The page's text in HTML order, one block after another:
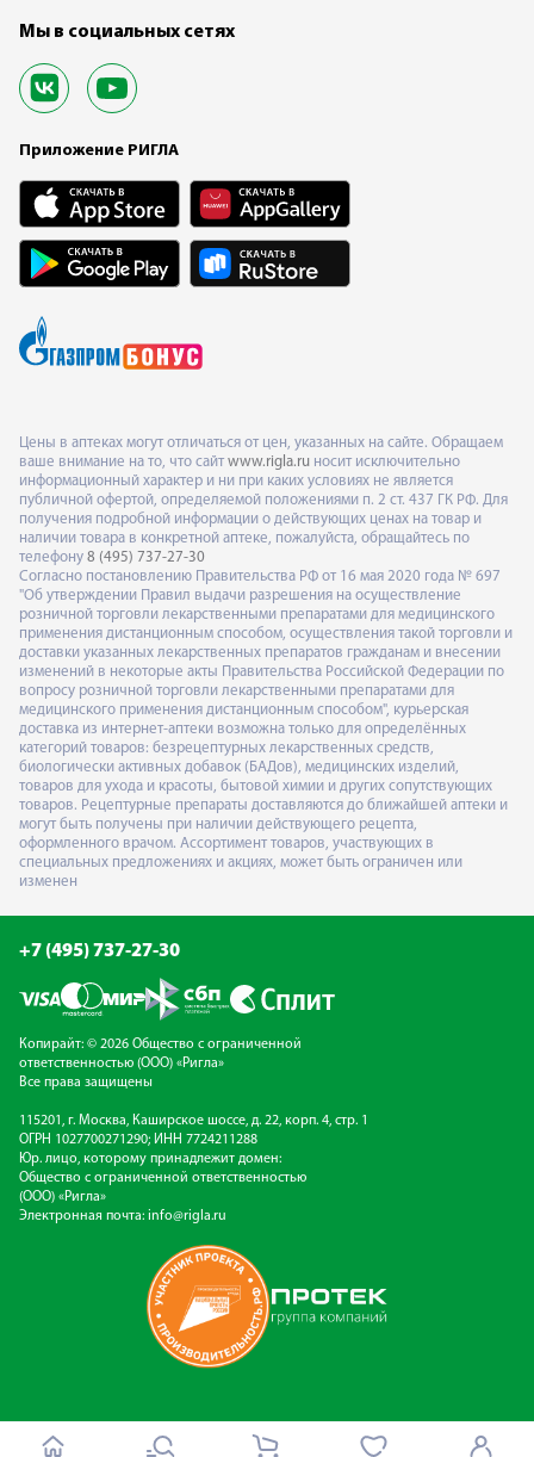
Мы в социальных сетях
Приложение РИГЛА
Цены в аптеках могут отличаться от цен, указанных на сайте. Обращаем
ваше внимание на то, что сайт www.rigla.ru носит исключительно
информационный характер и ни при каких условиях не является
публичной офертой, определяемой положениями п. 2 ст. 437 ГК РФ. Для
получения подробной информации о действующих ценах на товар и
наличии товара в конкретной аптеке, пожалуйста, обращайтесь по
телефону 8 (495) 737-27-30
Согласно постановлению Правительства РФ от 16 мая 2020 года № 697
"Об утверждении Правил выдачи разрешения на осуществление
розничной торговли лекарственными препаратами для медицинского
применения дистанционным способом, осуществления такой торговли и
доставки указанных лекарственных препаратов гражданам и внесении
изменений в некоторые акты Правительства Российской Федерации по
вопросу розничной торговли лекарственными препаратами для
медицинского применения дистанционным способом", курьерская
доставка из интернет-аптеки возможна только для определённых
категорий товаров: безрецептурных лекарственных средств,
биологически активных добавок (БАДов), медицинских изделий,
товаров для ухода и красоты, бытовой химии и других сопутствующих
товаров. Рецептурные препараты доставляются до ближайшей аптеки и
могут быть получены при наличии действующего рецепта,
оформленного врачом. Ассортимент товаров, участвующих в
специальных предложениях и акциях, может быть ограничен или
изменен
+7 (495) 737-27-30
Копирайт: © 2026 Общество с ограниченной
ответственностью (ООО) «Ригла»
Все права защищены
115201, г. Москва, Каширское шоссе, д. 22, корп. 4, стр. 1
ОГРН 1027700271290; ИНН 7724211288
Юр. лицо, которому принадлежит домен:
Общество с ограниченной ответственностью
(ООО) «Ригла»
Электронная почта: info@rigla.ru